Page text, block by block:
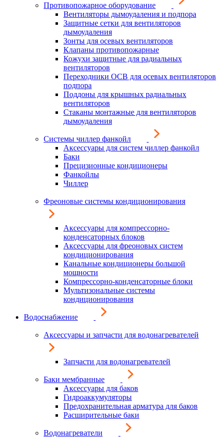
Противопожарное оборудование
Вентиляторы дымоудаления и подпора
Защитные сетки для вентиляторов
дымоудаления
Зонты для осевых вентиляторов
Клапаны противопожарные
Кожухи защитные для радиальных
вентиляторов
Переходники ОСВ для осевых вентиляторов
подпора
Поддоны для крышных радиальных
вентиляторов
Стаканы монтажные для вентиляторов
дымоудаления
Системы чиллер фанкойл
Аксессуары для систем чиллер фанкойл
Баки
Прецизионные кондиционеры
Фанкойлы
Чиллер
Фреоновые системы кондиционирования
Аксессуары для компрессорно-
конденсаторных блоков
Аксессуары для фреоновых систем
кондиционирования
Канальные кондиционеры большой
мощности
Компрессорно-конденсаторные блоки
Мультизональные системы
кондиционирования
Водоснабжение
Аксессуары и запчасти для водонагревателей
Запчасти для водонагревателей
Баки мембранные
Аксессуары для баков
Гидроаккумуляторы
Предохранительная арматура для баков
Расширительные баки
Водонагреватели